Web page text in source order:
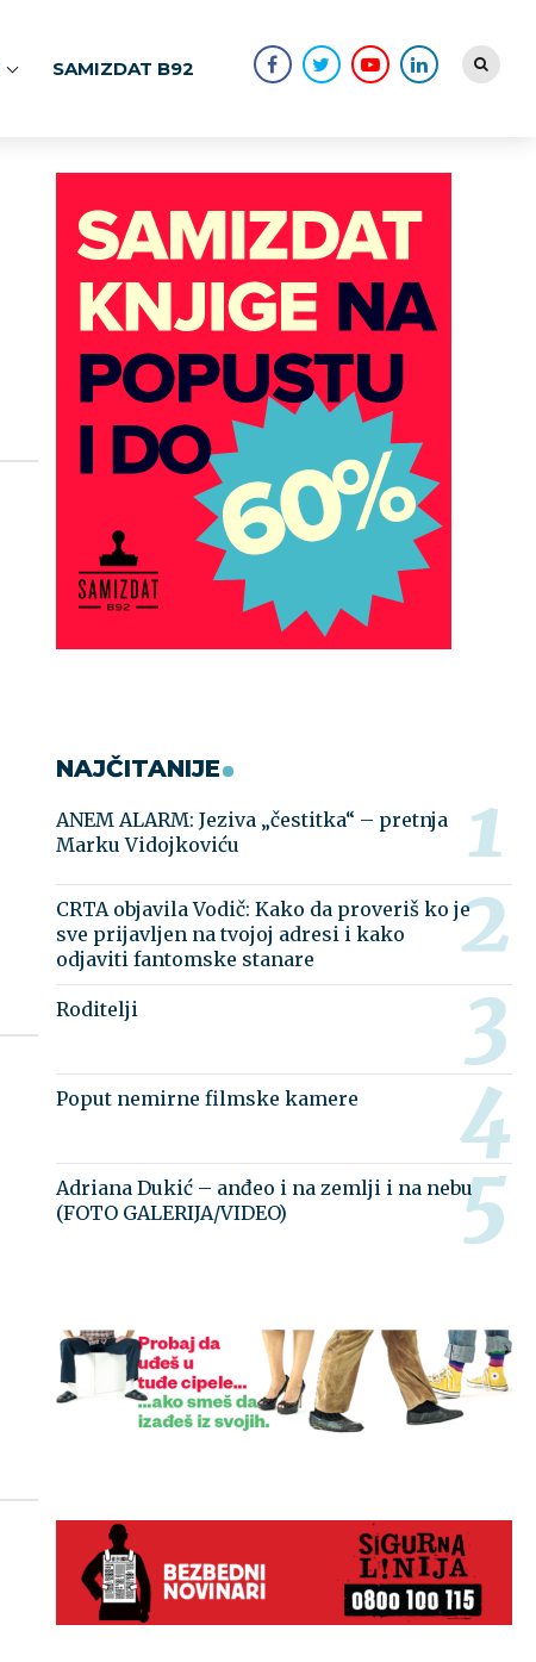
SAMIZDAT B92
NAJČITANIJE
ANEM ALARM: Jeziva „čestitka“ – pretnja
Marku Vidojkoviću
CRTA objavila Vodič: Kako da proveriš ko je
sve prijavljen na tvojoj adresi i kako
odjaviti fantomske stanare
Roditelji
Poput nemirne filmske kamere
Adriana Dukić – anđeo i na zemlji i na nebu
(FOTO GALERIJA/VIDEO)